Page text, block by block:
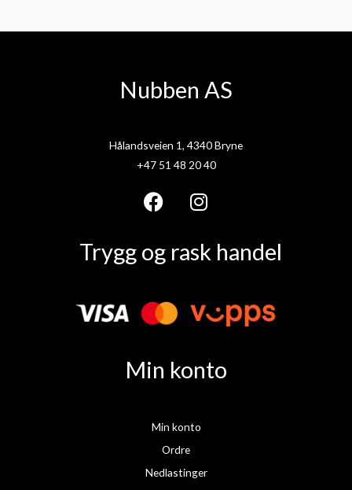
Nubben AS
Hålandsveien 1, 4340 Bryne
+47 51 48 20 40
F
c
b
o
I
n
s
g
m
Trygg og rask handel
Min konto
Min konto
Ordre
Nedlastinger